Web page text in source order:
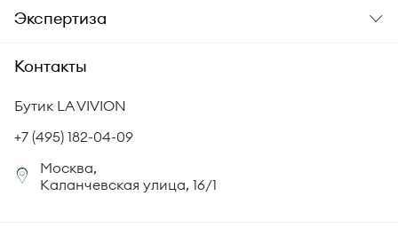
Аксессуары
Гарантия подлинности
Комплект документов
Политика возврата
Сертификация бриллиантов
Юридическая информация
О компании
СМИ о нас
Корпоративный портал
Экспертиза
Академия LA VIVION
Статьи
Контакты
Бутик LA VIVION
+7 (495) 182-04-09
Москва,
Каланчевская улица, 16/1